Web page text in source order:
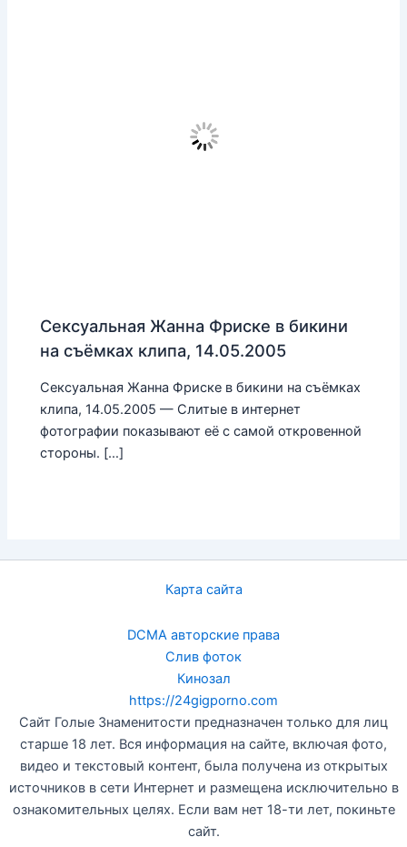
Сексуальная Жанна Фриске в бикини
на съёмках клипа, 14.05.2005
Сексуальная Жанна Фриске в бикини на съёмках
клипа, 14.05.2005 — Слитые в интернет
фотографии показывают её с самой откровенной
стороны. […]
Карта сайта
DCMA авторские права
Слив фоток
Кинозал
https://24gigporno.com
Сайт Голые Знаменитости предназначен только для лиц
старше 18 лет. Вся информация на сайте, включая фото,
видео и текстовый контент, была получена из открытых
источников в сети Интернет и размещена исключительно в
ознакомительных целях. Если вам нет 18-ти лет, покиньте
сайт.